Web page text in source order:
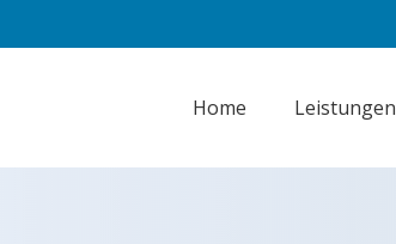
Home Leistungen